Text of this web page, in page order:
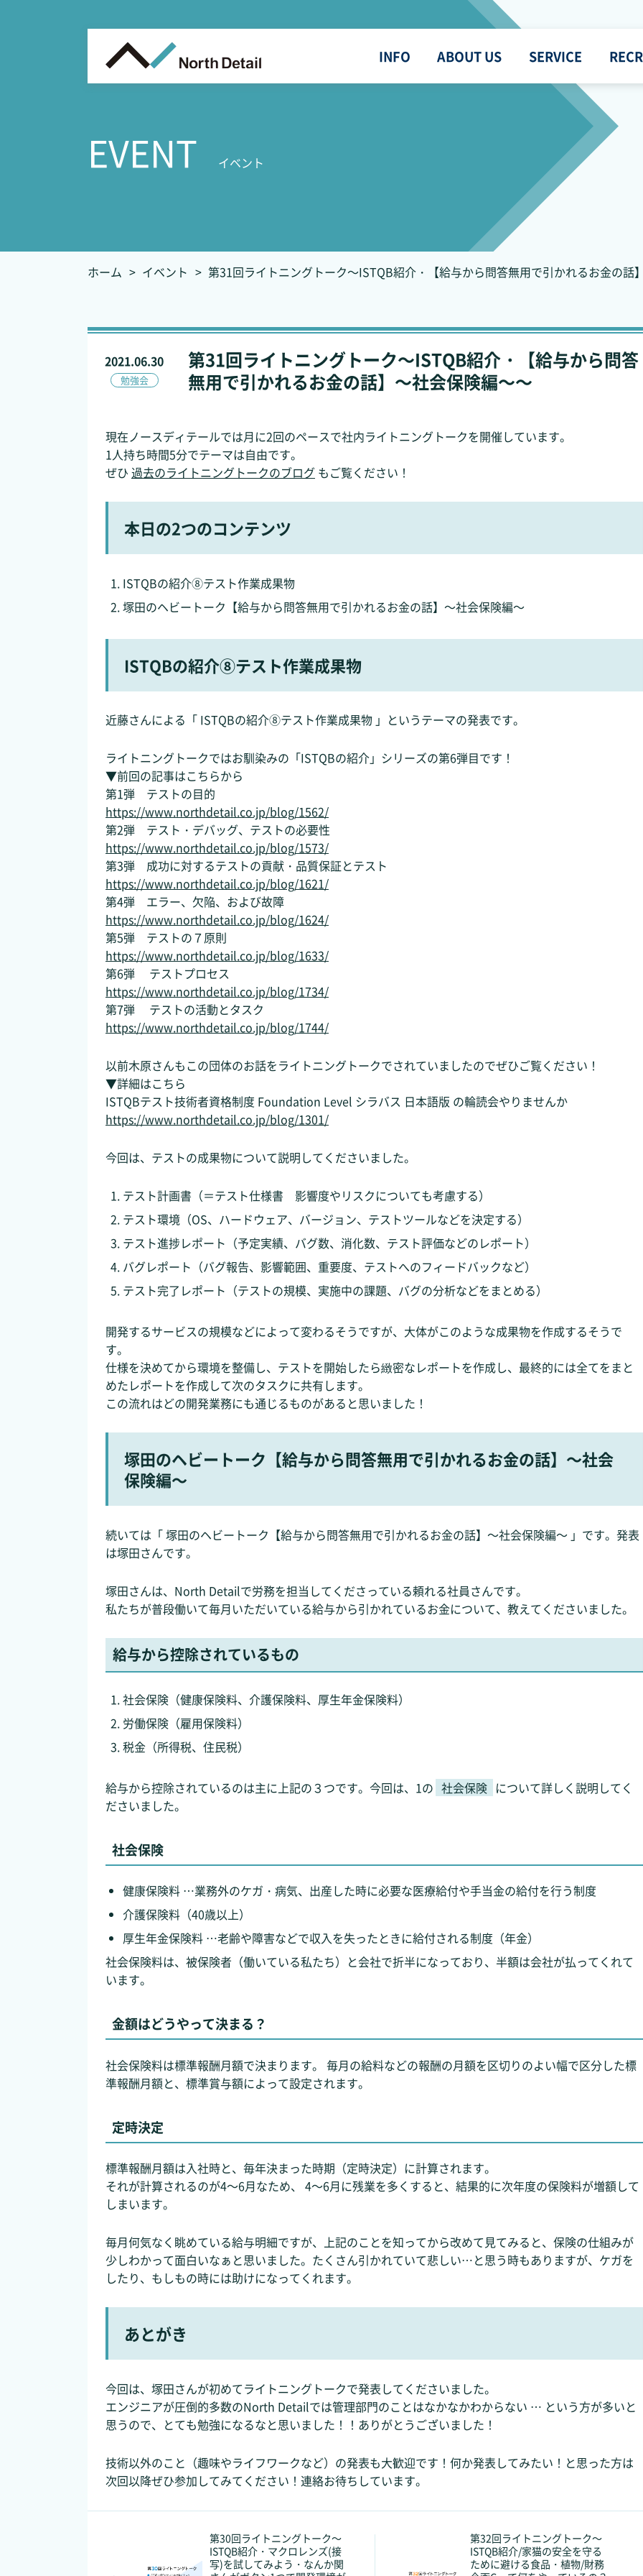
INFO ABOUT US SERVICE
EVENT イベント
ホーム イベント 第31回ライトニングトーク～ISTQB紹介・【給与から問答無用で引かれるお金の話
2021.06.30
勉強会
第31回ライトニングトーク～ISTQB紹介・【給与から問答
無用で引かれるお金の話】～社会保険編～～
現在ノースディテールでは月に2回のペースで社内ライトニングトークを開催しています。
1人持ち時間5分でテーマは自由です。
ぜひ 過去のライトニングトークのブログ もご覧ください！
本日の2つのコンテンツ
ISTQBの紹介⑧テスト作業成果物
塚田のヘビートーク【給与から問答無用で引かれるお金の話】～社会保険編～
ISTQBの紹介⑧テスト作業成果物
近藤さんによる「 ISTQBの紹介⑧テスト作業成果物 」というテーマの発表です。
ライトニングトークではお馴染みの「ISTQBの紹介」シリーズの第6弾目です！
▼前回の記事はこちらから
第1弾 テストの目的
https://www.northdetail.co.jp/blog/1562/
第2弾 テスト・デバッグ、テストの必要性
https://www.northdetail.co.jp/blog/1573/
第3弾 成功に対するテストの貢献・品質保証とテスト
https://www.northdetail.co.jp/blog/1621/
第4弾 エラー、欠陥、および故障
https://www.northdetail.co.jp/blog/1624/
第5弾 テストの７原則
https://www.northdetail.co.jp/blog/1633/
第6弾 テストプロセス
https://www.northdetail.co.jp/blog/1734/
第7弾 テストの活動とタスク
https://www.northdetail.co.jp/blog/1744/
以前木原さんもこの団体のお話をライトニングトークでされていましたのでぜひご覧ください！
▼詳細はこちら
ISTQBテスト技術者資格制度 Foundation Level シラバス 日本語版 の輪読会やりませんか
https://www.northdetail.co.jp/blog/1301/
今回は、テストの成果物について説明してくださいました。
テスト計画書（＝テスト仕様書 影響度やリスクについても考慮する）
テスト環境（OS、ハードウェア、バージョン、テストツールなどを決定する）
テスト進捗レポート（予定実績、バグ数、消化数、テスト評価などのレポート）
バグレポート（バグ報告、影響範囲、重要度、テストへのフィードバックなど）
テスト完了レポート（テストの規模、実施中の課題、バグの分析などをまとめる）
開発するサービスの規模などによって変わるそうですが、大体がこのような成果物を作成するそうで
す。
仕様を決めてから環境を整備し、テストを開始したら緻密なレポートを作成し、最終的には全てをまと
めたレポートを作成して次のタスクに共有します。
この流れはどの開発業務にも通じるものがあると思いました！
塚田のヘビートーク【給与から問答無用で引かれるお金の話】～社会
保険編～
続いては「 塚田のヘビートーク【給与から問答無用で引かれるお金の話】～社会保険編～ 」です。発表
は塚田さんです。
塚田さんは、North Detailで労務を担当してくださっている頼れる社員さんです。
私たちが普段働いて毎月いただいている給与から引かれているお金について、教えてくださいました。
給与から控除されているもの
社会保険（健康保険料、介護保険料、厚生年金保険料）
労働保険（雇用保険料）
税金（所得税、住民税）
給与から控除されているのは主に上記の３つです。今回は、1の 社会保険 について詳しく説明してく
ださいました。
社会保険
健康保険料 …業務外のケガ・病気、出産した時に必要な医療給付や手当金の給付を行う制度
介護保険料（40歳以上）
厚生年金保険料 …老齢や障害などで収入を失ったときに給付される制度（年金）
社会保険料は、被保険者（働いている私たち）と会社で折半になっており、半額は会社が払ってくれて
います。
金額はどうやって決まる？
社会保険料は標準報酬月額で決まります。 毎月の給料などの報酬の月額を区切りのよい幅で区分した標
準報酬月額と、標準賞与額によって設定されます。
定時決定
標準報酬月額は入社時と、毎年決まった時期（定時決定）に計算されます。
それが計算されるのが4～6月なため、 4～6月に残業を多くすると、結果的に次年度の保険料が増額して
しまいます。
毎月何気なく眺めている給与明細ですが、上記のことを知ってから改めて見てみると、保険の仕組みが
少しわかって面白いなぁと思いました。たくさん引かれていて悲しい…と思う時もありますが、ケガを
したり、もしもの時には助けになってくれます。
あとがき
今回は、塚田さんが初めてライトニングトークで発表してくださいました。
エンジニアが圧倒的多数のNorth Detailでは管理部門のことはなかなかわからない … という方が多いと
思うので、とても勉強になるなと思いました！！ありがとうございました！
技術以外のこと（趣味やライフワークなど）の発表も大歓迎です！何か発表してみたい！と思った方は
次回以降ぜひ参加してみてください！連絡お待ちしています。
第30回ライトニングトーク～
ISTQB紹介・マクロレンズ(接
写)を試してみよう・なんか関
第32回ライトニングトーク～
ISTQB紹介/家猫の安全を守る
ために避ける食品・植物/財務